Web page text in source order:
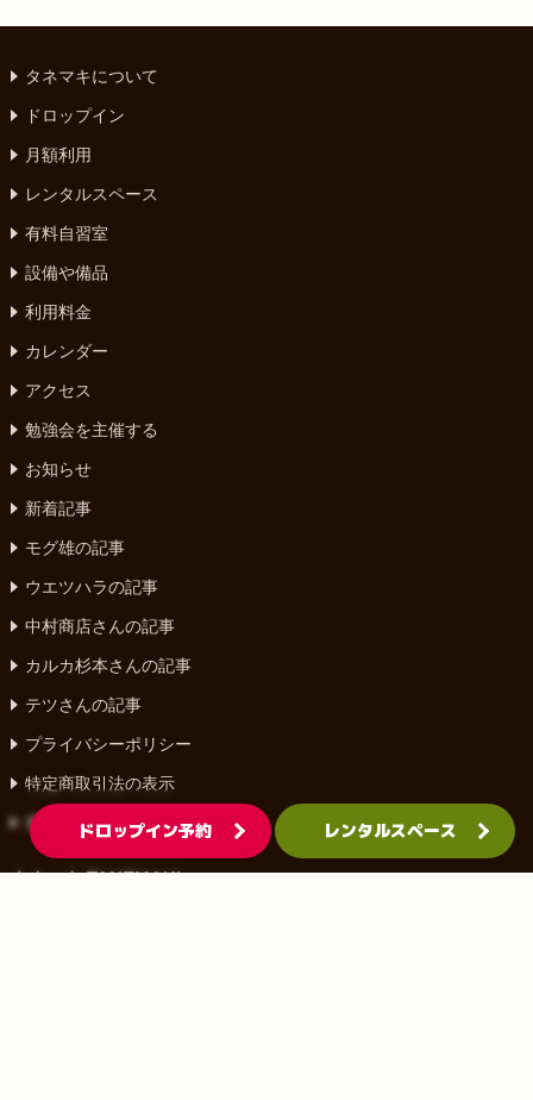
タネマキについて
ドロップイン
月額利用
レンタルスペース
有料自習室
設備や備品
利用料金
カレンダー
アクセス
勉強会を主催する
お知らせ
新着記事
モグ雄の記事
ウエツハラの記事
中村商店さんの記事
カルカ杉本さんの記事
テツさんの記事
プライバシーポリシー
特定商取引法の表示
免責事項
タネマキ TANEMAKI
ドロップイン予約 レンタルスペース